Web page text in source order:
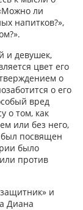
ли
напитков?»,
и девушек,
цвет его
о
о его
вред
о том, как
или без него,
посвящен
было
против
и
Диана